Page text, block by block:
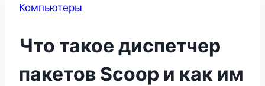
Компьютеры
Что такое диспетчер
пакетов Scoop и как им